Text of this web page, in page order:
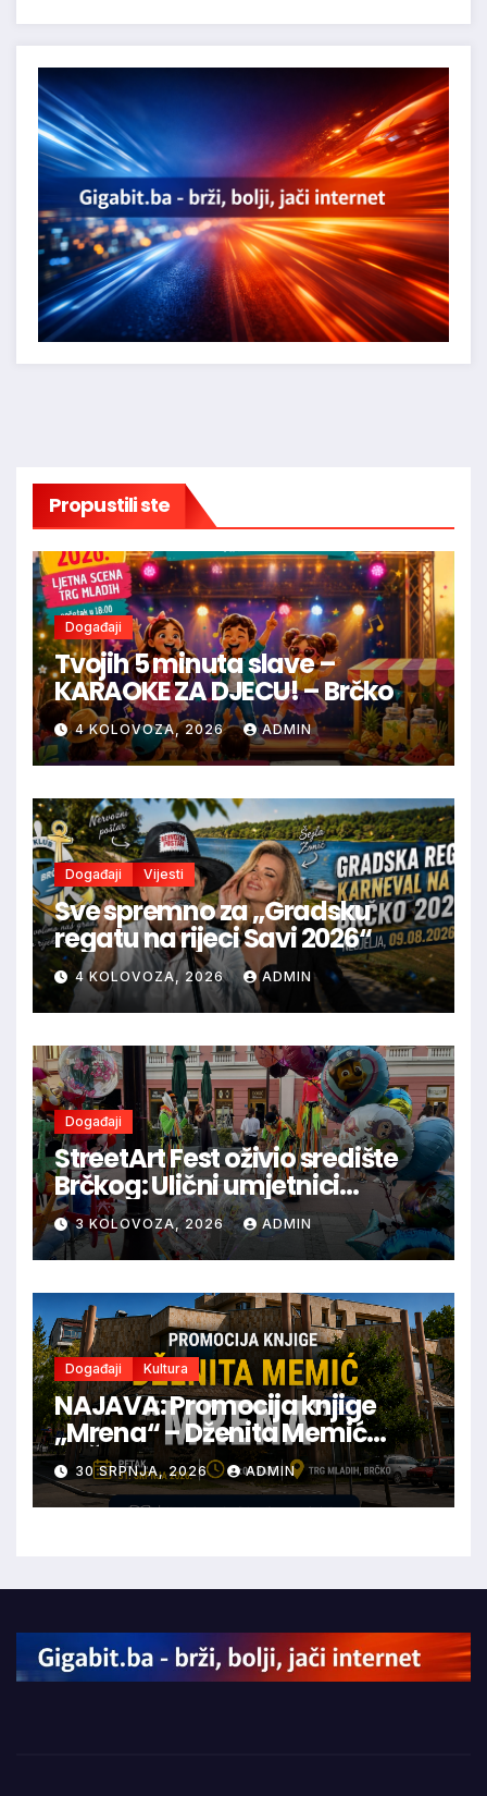
Propustili ste
Događaji
Tvojih 5 minuta slave –
KARAOKE ZA DJECU! – Brčko
4 KOLOVOZA, 2026 ADMIN
Događaji Vijesti
Sve spremno za „Gradsku
regatu na rijeci Savi 2026“
4 KOLOVOZA, 2026 ADMIN
Događaji
StreetArt Fest oživio središte
Brčkog: Ulični umjetnici
oduševili brojne posjetitelje
3 KOLOVOZA, 2026 ADMIN
Događaji Kultura
NAJAVA: Promocija knjige
„Mrena“ – Dženita Memić
BRČKO
30 SRPNJA, 2026 ADMIN